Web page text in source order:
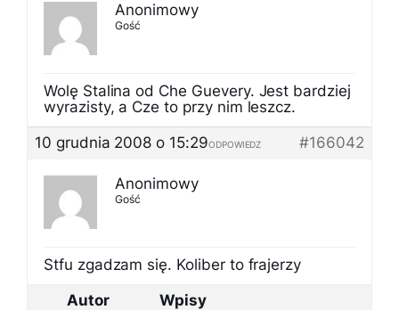
Anonimowy
Gość
Wolę Stalina od Che Guevery. Jest bardziej
wyrazisty, a Cze to przy nim leszcz.
10 grudnia 2008 o 15:29
#166042
ODPOWIEDZ
Anonimowy
Gość
Stfu zgadzam się. Koliber to frajerzy
Autor
Wpisy